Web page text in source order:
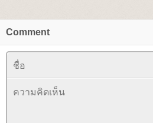
Comment